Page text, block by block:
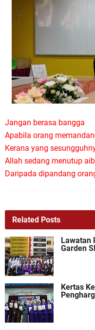
Jangan berasa bangga
Apabila orang
Kerana yang
Allah sedang menutup
Daripada dipandang
Related Posts
Lawatan
Garden
Kertas